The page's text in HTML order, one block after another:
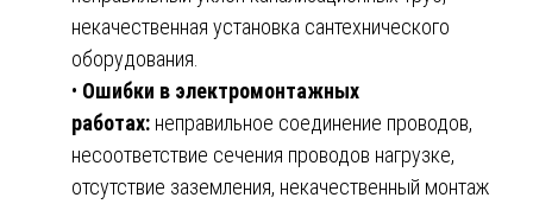
некачественная установка сантехнического
оборудования.
• Ошибки в электромонтажных
работах: неправильное соединение проводов,
несоответствие сечения проводов нагрузке,
отсутствие заземления, некачественный монтаж